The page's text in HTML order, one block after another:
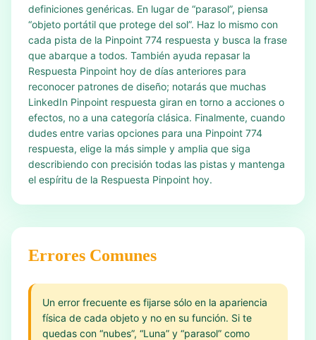
definiciones genéricas. En lugar de “parasol”, piensa
“objeto portátil que protege del sol”. Haz lo mismo con
cada pista de la Pinpoint 774 respuesta y busca la frase
que abarque a todos. También ayuda repasar la
Respuesta Pinpoint hoy de días anteriores para
reconocer patrones de diseño; notarás que muchas
LinkedIn Pinpoint respuesta giran en torno a acciones o
efectos, no a una categoría clásica. Finalmente, cuando
dudes entre varias opciones para una Pinpoint 774
respuesta, elige la más simple y amplia que siga
describiendo con precisión todas las pistas y mantenga
el espíritu de la Respuesta Pinpoint hoy.
Errores Comunes
Un error frecuente es fijarse sólo en la apariencia
física de cada objeto y no en su función. Si te
quedas con “nubes”, “Luna” y “parasol” como